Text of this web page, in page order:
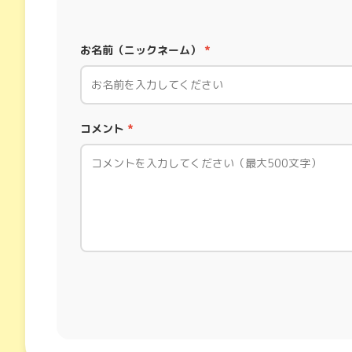
お名前（ニックネーム） *
コメント *